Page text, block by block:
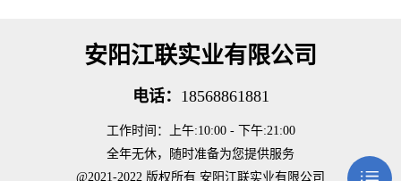
安阳江联实业有限公司
电话： 18568861881
工作时间：上午:10:00 - 下午:21:00
全年无休，随时准备为您提供服务
@2021-2022 版权所有 安阳江联实业有限公司